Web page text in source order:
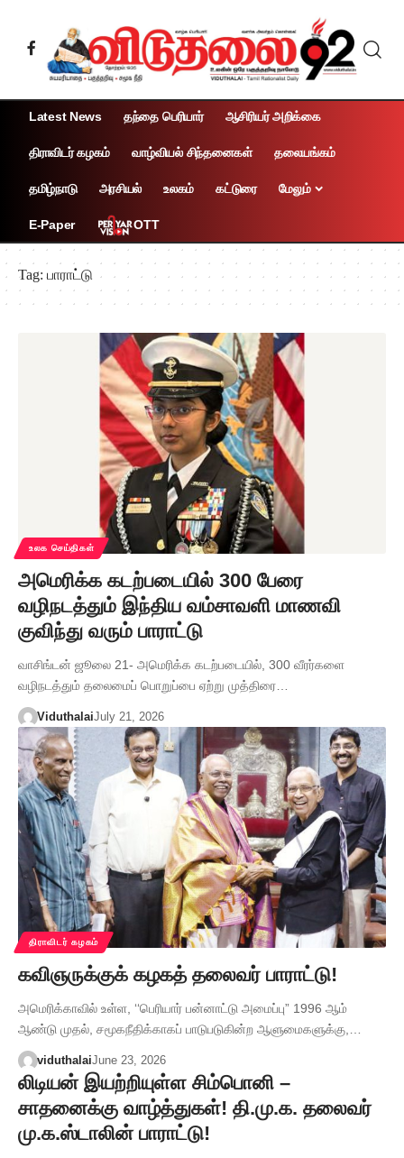
Latest News தந்தை பெரியார் ஆசிரியர் அறிக்கை
திராவிடர் கழகம் வாழ்வியல் சிந்தனைகள் தலையங்கம்
தமிழ்நாடு அரசியல் உலகம் கட்டுரை மேலும்
E-Paper OTT
Tag:பாராட்டு
உலக செய்திகள்
அமெரிக்க கடற்படையில் 300 பேரை
வழிநடத்தும் இந்திய வம்சாவளி மாணவி
குவிந்து வரும் பாராட்டு
வாசிங்டன் ஜூலை 21- அமெரிக்க கடற்படையில், 300 வீரர்களை
வழிநடத்தும் தலைமைப் பொறுப்பை ஏற்று முத்திரை…
ViduthalaiJuly 21, 2026
திராவிடர் கழகம்
கவிஞருக்குக் கழகத் தலைவர் பாராட்டு!
அமெரிக்காவில் உள்ள, ‘‘பெரியார் பன்னாட்டு அமைப்பு” 1996 ஆம்
ஆண்டு முதல், சமூகநீதிக்காகப் பாடுபடுகின்ற ஆளுமைகளுக்கு,…
viduthalaiJune 23, 2026
லிடியன் இயற்றியுள்ள சிம்பொனி –
சாதனைக்கு வாழ்த்துகள்! தி.மு.க. தலைவர்
மு.க.ஸ்டாலின் பாராட்டு!